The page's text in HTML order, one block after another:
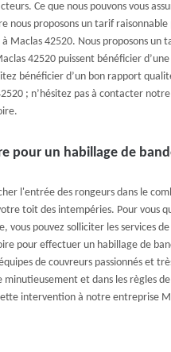
Ce que nous pouvons vous
nous proposons un tarif raisonnable
Maclas 42520. Nous proposons un
42520 puissent bénéficier
bénéficier d’un bon rapport
; n’hésitez pas à contacter notre
pour un habillage de
l'entrée des rongeurs dans le
toit des intempéries. Pour vous
vous pouvez solliciter les services
pour effectuer un habillage de
de couvreurs passionnés et
et dans les règles
intervention à notre entreprise